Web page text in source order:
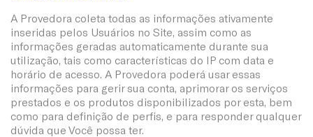
A Provedora coleta todas as informações ativamente
inseridas pelos Usuários no Site, assim como as
informações geradas automaticamente durante sua
utilização, tais como características do IP com data e
horário de acesso. A Provedora poderá usar essas
informações para gerir sua conta, aprimorar os serviços
prestados e os produtos disponibilizados por esta, bem
como para definição de perfis, e para responder qualquer
dúvida que Você possa ter.